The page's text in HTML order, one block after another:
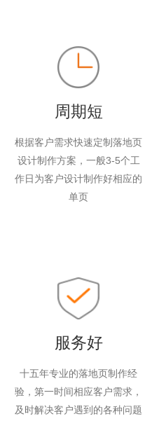
周期短
根据客户需求快速定制落地页
设计制作方案，一般3-5个工
作日为客户设计制作好相应的
单页
服务好
十五年专业的落地页制作经
验，第一时间相应客户需求，
及时解决客户遇到的各种问题